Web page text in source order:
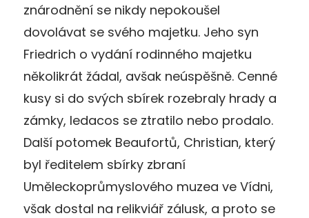
znárodnění se nikdy nepokoušel
dovolávat se svého majetku. Jeho syn
Friedrich o vydání rodinného majetku
několikrát žádal, avšak neúspěšně. Cenné
kusy si do svých sbírek rozebraly hrady a
zámky, ledacos se ztratilo nebo prodalo.
Další potomek Beaufortů, Christian, který
byl ředitelem sbírky zbraní
Uměleckoprůmyslového muzea ve Vídni,
však dostal na relikviář zálusk, a proto se